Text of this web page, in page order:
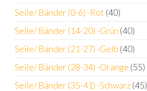
Seile/ Bänder (0-6) -Rot (40)
Seile/ Bänder (14-20) -Grün (40)
Seile/ Bänder (21-27) -Gelb (40)
Seile/ Bänder (28-34) -Orange (55)
Seile/ Bänder (35-41) -Schwarz(45)